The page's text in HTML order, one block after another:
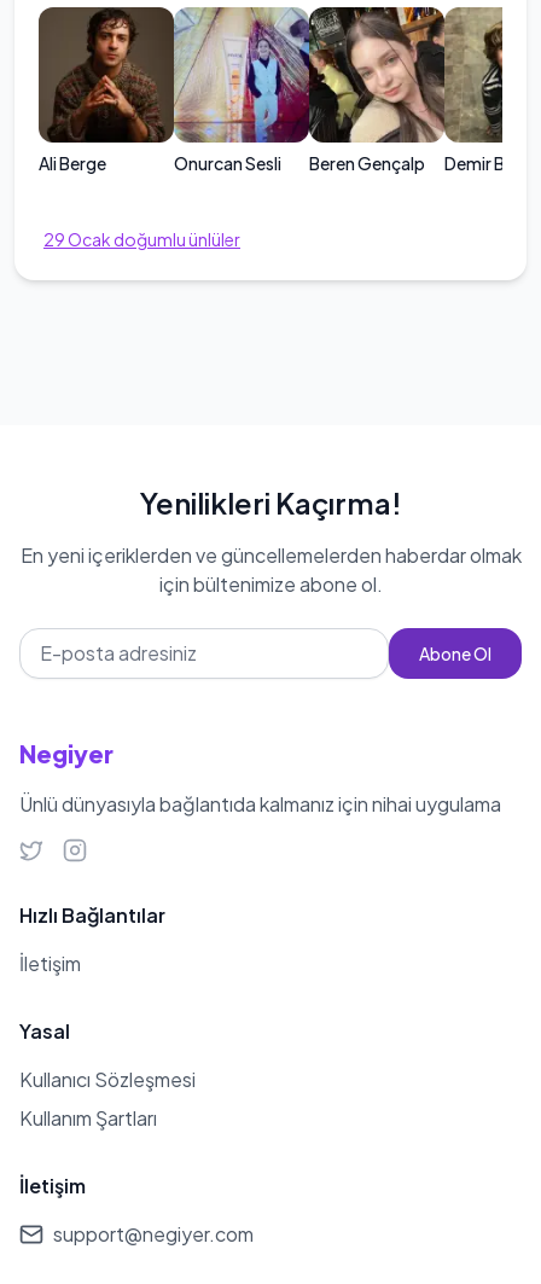
Ali Berge Onurcan Sesli Beren Gençalp Demir Birinci
29Ocak doğumlu ünlüler
Yenilikleri Kaçırma!
En yeni içeriklerden ve güncellemelerden haberdar olmak
için bültenimize abone ol.
Abone Ol
Negiyer
Ünlü dünyasıyla bağlantıda kalmanız için nihai uygulama
Hızlı Bağlantılar
İletişim
Yasal
Kullanıcı Sözleşmesi
Kullanım Şartları
İletişim
support@negiyer.com